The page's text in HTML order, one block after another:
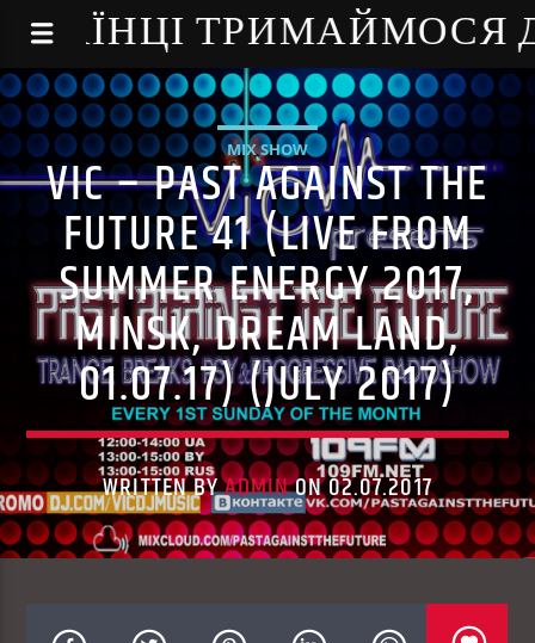
- УКРАЇНЦІ
MIX SHOW
VIC – PAST AGAINST THE
FUTURE 41 (LIVE FROM
SUMMER ENERGY 2017,
MINSK, DREAM LAND,
01.07.17) (JULY 2017)
WRITTEN BYADMINON 02.07.2017